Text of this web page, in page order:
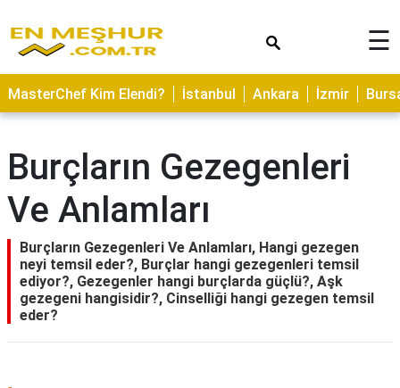
ASTROLOJİ
SAĞLIK
TARİFLERİ
GEZİLECEK
YERLER
CİLT
BAKIMI
NEDİR
KAMP
☰
MasterChef Kim Elendi? İstanbul Ankara İzmir
Burçların Gezegenleri
Ve Anlamları
Burçların Gezegenleri Ve Anlamları, Hangi gezegen
neyi temsil eder?, Burçlar hangi gezegenleri temsil
ediyor?, Gezegenler hangi burçlarda güçlü?, Aşk
gezegeni hangisidir?, Cinselliği hangi gezegen temsil
eder?